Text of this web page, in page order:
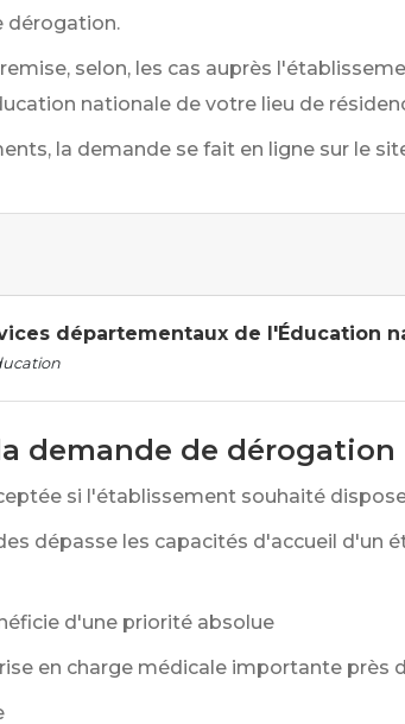
dérogation.
selon, les cas auprès
nationale de votre lieu de
la demande se fait en ligne sur le
départementaux de l'Éducation
demande de dérogation
si l'établissement souhaité
dépasse les capacités d'accueil
d'une priorité absolue
en charge médicale importante près